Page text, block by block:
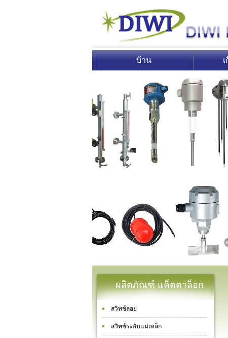
บ้าน
ผลิตภัณฑ์ แค็ตตาล็อก
สวิทช์ลอย
สวิทช์ระดับแม่เหล็ก